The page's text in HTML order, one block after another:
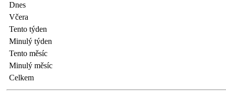
Dnes
Včera
Tento týden
Minulý týden
Tento měsíc
Minulý měsíc
Celkem